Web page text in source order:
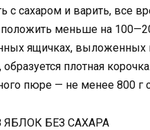
с сахаром и варить, все
меньше на
ящичках,
плотная
пюре — не менее 800 г
БЕЗ САХАРА